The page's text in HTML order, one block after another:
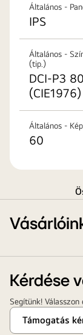
keresztül.Általános -
IPS
Általános -
(tip.)
DCI-P3
(CIE1976)
Általános -
60
Kérdése
Segítünk!
Támogatás